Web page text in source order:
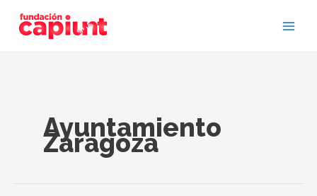
contenido
Ayuntamiento
Zaragoza